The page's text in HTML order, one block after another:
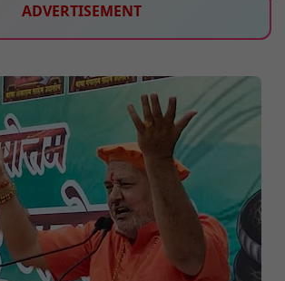
ADVERTISEMENT